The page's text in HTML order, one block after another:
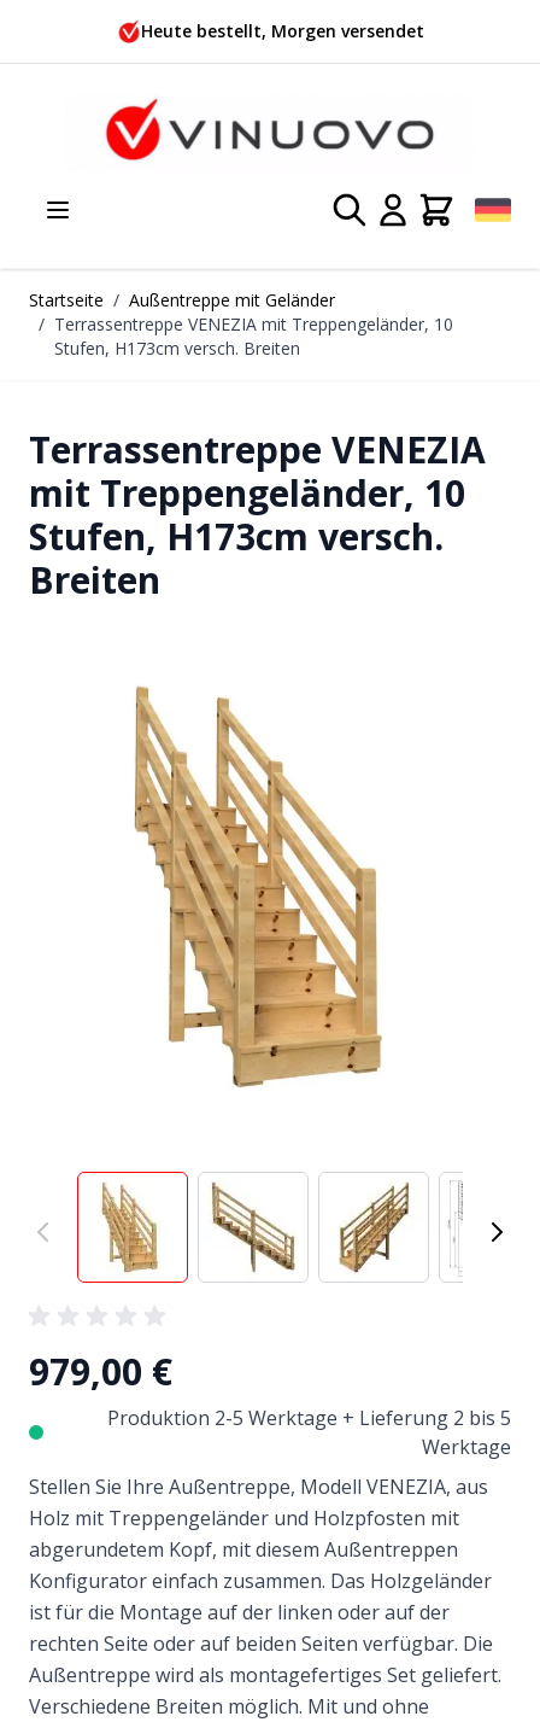
Zum Inhalt springen
Heute bestellt, Morgen versendet
Startseite / Außentreppe mit Geländer
/ Terrassentreppe VENEZIA mit Treppengeländer, 10
Stufen, H173cm versch. Breiten
Terrassentreppe VENEZIA
mit Treppengeländer, 10
Stufen, H173cm versch.
Breiten
View larger imageView larger imageView larger image
979,00 €
Produktion 2-5 Werktage + Lieferung 2 bis 5
Werktage
Stellen Sie Ihre Außentreppe, Modell VENEZIA, aus
Holz mit Treppengeländer und Holzpfosten mit
abgerundetem Kopf, mit diesem Außentreppen
Konfigurator einfach zusammen. Das Holzgeländer
ist für die Montage auf der linken oder auf der
rechten Seite oder auf beiden Seiten verfügbar. Die
Außentreppe wird als montagefertiges Set geliefert.
Verschiedene Breiten möglich. Mit und ohne